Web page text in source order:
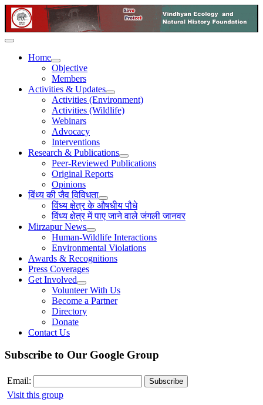
Home
Objective
Members
Activities & Updates
Activities (Environment)
Activities (Wildlife)
Webinars
Advocacy
Interventions
Research & Publications
Peer-Reviewed Publications
Original Reports
Opinions
विंध्य की जैव विविधता
विंध्य क्षेत्र के औषधीय पौधे
विंध्य क्षेत्र में पाए जाने वाले जंगली जानवर
Mirzapur News
Human-Wildlife Interactions
Environmental Violations
Awards & Recognitions
Press Coverages
Get Involved
Volunteer With Us
Become a Partner
Directory
Donate
Contact Us
Subscribe to Our Google Group
Email:
Visit this group